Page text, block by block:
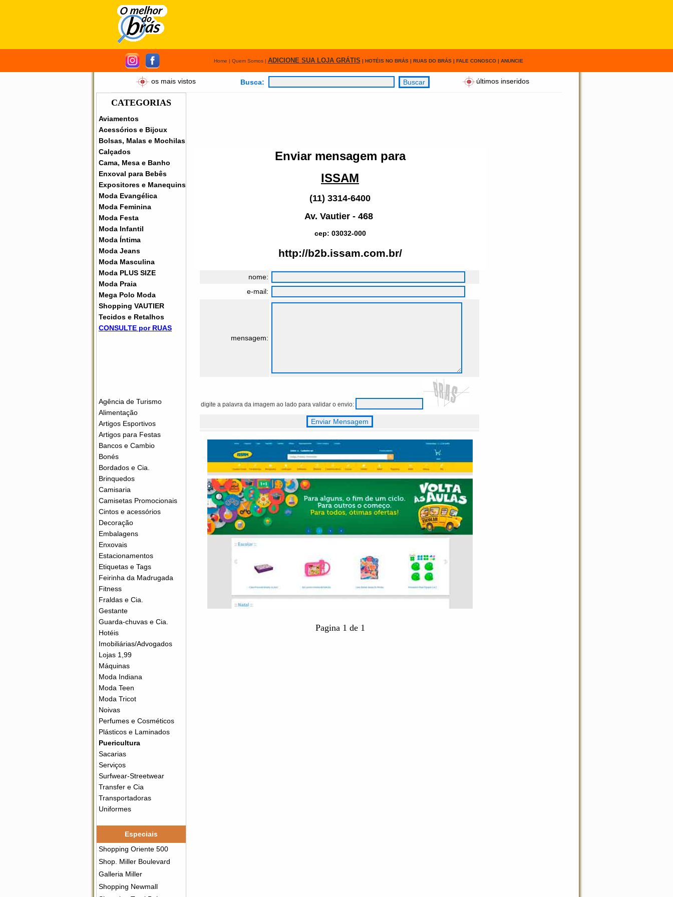
Home | Quem Somos| ADICIONE SUA LOJA GRÁTIS | HOTÉIS NO BRÁS| RUAS DO BRÁS| FALE CONOSCO| ANUNCIE
os mais vistos Busca: últimos inseridos
CATEGORIAS
Aviamentos
Acessórios e Bijoux
Bolsas, Malas e Mochilas
Calçados
Cama, Mesa e Banho
Enxoval para Bebês
Expositores e Manequins
Moda Evangélica
Moda Feminina
Moda Festa
Moda Infantil
Moda Íntima
Moda Jeans
Moda Masculina
Moda PLUS SIZE
Moda Praia
Mega Polo Moda
Shopping VAUTIER
Tecidos e Retalhos
CONSULTE por RUAS
Agência de Turismo
Alimentação
Artigos Esportivos
Artigos para Festas
Bancos e Cambio
Bonés
Bordados e Cia.
Brinquedos
Camisaria
Camisetas Promocionais
Cintos e acessórios
Decoração
Embalagens
Enxovais
Estacionamentos
Etiquetas e Tags
Feirinha da Madrugada
Fitness
Fraldas e Cia.
Gestante
Guarda-chuvas e Cia.
Hotéis
Imobiliárias/Advogados
Lojas 1,99
Máquinas
Moda Indiana
Moda Teen
Moda Tricot
Noivas
Perfumes e Cosméticos
Plásticos e Laminados
Puericultura
Sacarias
Serviços
Surfwear-Streetwear
Transfer e Cia
Transportadoras
Uniformes
Especiais
Shopping Oriente 500
Shop. Miller Boulevard
Galleria Miller
Shopping Newmall
Enviar mensagem para
ISSAM
(11) 3314-6400
Av. Vautier - 468
cep: 03032-000
http://b2b.issam.com.br/
nome:
e-mail:
mensagem:
digite a palavra da imagem ao lado para validar o envio:
Pagina 1 de 1